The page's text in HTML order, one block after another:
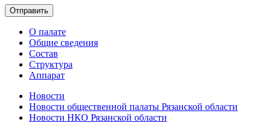
О палате
Общие сведения
Состав
Структура
Аппарат
Новости
Новости общественной палаты Рязанской области
Новости НКО Рязанской области